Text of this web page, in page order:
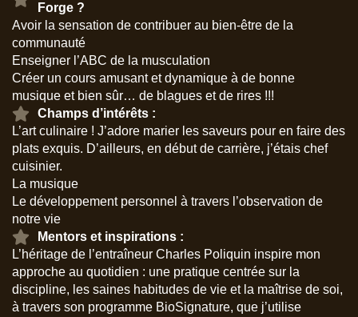
Forge ?
Avoir la sensation de contribuer au bien-être de la
communauté
Enseigner l’ABC de la musculation
Créer un cours amusant et dynamique à de bonne
musique et bien sûr… de blagues et de rires !!!
Champs d’intérêts :
L’art culinaire ! J’adore marier les saveurs pour en faire des
plats exquis. D’ailleurs, en début de carrière, j’étais chef
cuisinier.
La musique
Le développement personnel à travers l’observation de
notre vie
Mentors et inspirations :
L’héritage de l’entraîneur Charles Poliquin inspire mon
approche au quotidien : une pratique centrée sur la
discipline, les saines habitudes de vie et la maîtrise de soi,
à travers son programme BioSignature, que j’utilise